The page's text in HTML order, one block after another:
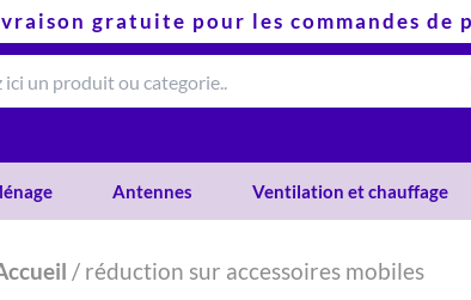
gratuite pour les commandes de
Antennes Ventilation et chauffage
/ réduction sur accessoires mobiles